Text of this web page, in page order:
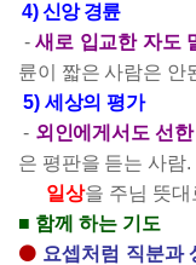
4) 신앙 경륜
-새로 입교한 자도
륜이 짧은 사람은 안
5) 세상의 평가
- 외인에게서도 선
은 평판을 듣는 사람.
일상을 주님 뜻대
■ 함께 하는 기도
⚫ 요셉처럼 직분과